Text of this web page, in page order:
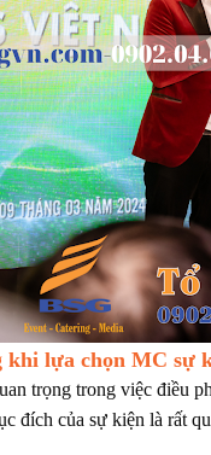
khi lựa chọn MC sự
trọng trong việc điều
đích của sự kiện là rất